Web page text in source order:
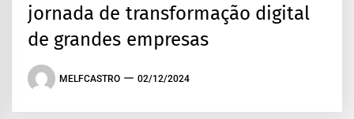
jornada de transformação digital
de grandes empresas
MELFCASTRO 02/12/2024